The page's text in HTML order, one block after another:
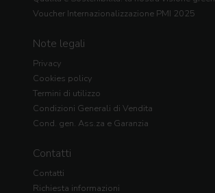
Voucher Internazionalizzazione PMI 2025
Note legali
Privacy
Cookies policy
Termini di utilizzo
Condizioni Generali di Vendita
Cond. gen. Ass.za e Garanzia
Contatti
Contatti
Richiesta informazioni